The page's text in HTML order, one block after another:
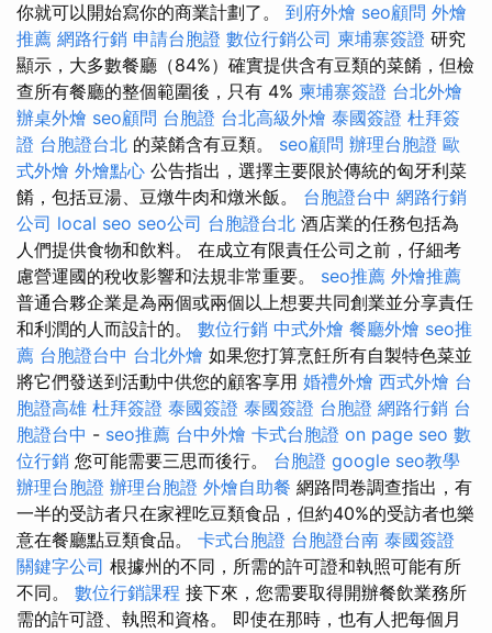
你就可以開始寫你的商業計劃了。 到府外燴 seo顧問 外燴
推薦 網路行銷 申請台胞證 數位行銷公司 柬埔寨簽證 研究
顯示，大多數餐廳（84%）確實提供含有豆類的菜餚，但檢
查所有餐廳的整個範圍後，只有 4% 柬埔寨簽證 台北外燴
辦桌外燴 seo顧問 台胞證 台北高級外燴 泰國簽證 杜拜簽
證 台胞證台北 的菜餚含有豆類。 seo顧問 辦理台胞證 歐
式外燴 外燴點心 公告指出，選擇主要限於傳統的匈牙利菜
餚，包括豆湯、豆燉牛肉和燉米飯。 台胞證台中 網路行銷
公司 local seo seo公司 台胞證台北 酒店業的任務包括為
人們提供食物和飲料。 在成立有限責任公司之前，仔細考
慮營運國的稅收影響和法規非常重要。 seo推薦 外燴推薦
普通合夥企業是為兩個或兩個以上想要共同創業並分享責任
和利潤的人而設計的。 數位行銷 中式外燴 餐廳外燴 seo推
薦 台胞證台中 台北外燴 如果您打算烹飪所有自製特色菜並
將它們發送到活動中供您的顧客享用 婚禮外燴 西式外燴 台
胞證高雄 杜拜簽證 泰國簽證 泰國簽證 台胞證 網路行銷 台
胞證台中 - seo推薦 台中外燴 卡式台胞證 on page seo 數
位行銷 您可能需要三思而後行。 台胞證 google seo教學
辦理台胞證 辦理台胞證 外燴自助餐 網路問卷調查指出，有
一半的受訪者只在家裡吃豆類食品，但約40%的受訪者也樂
意在餐廳點豆類食品。 卡式台胞證 台胞證台南 泰國簽證
關鍵字公司 根據州的不同，所需的許可證和執照可能有所
不同。 數位行銷課程 接下來，您需要取得開辦餐飲業務所
需的許可證、執照和資格。 即使在那時，也有人把每個月